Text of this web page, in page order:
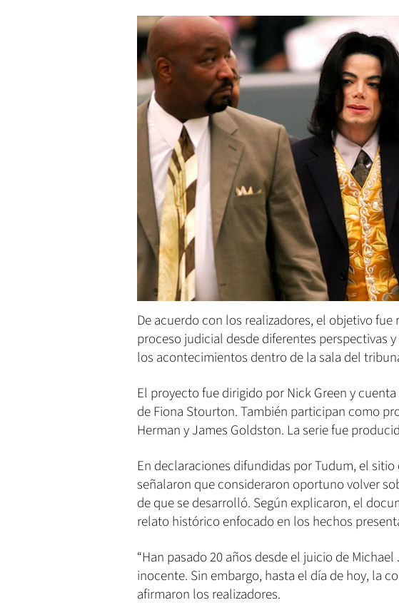
De acuerdo con los realizadores, el objetivo
proceso judicial desde diferentes perspectivas
los acontecimientos dentro de la sala del
El proyecto fue dirigido por Nick Green y
de Fiona Stourton. También participan como
Herman y James Goldston. La serie fue
En declaraciones difundidas por Tudum, el
señalaron que consideraron oportuno volver
de que se desarrolló. Según explicaron, el
relato histórico enfocado en los hechos
“Han pasado 20 años desde el juicio de
inocente. Sin embargo, hasta el día de hoy, la
afirmaron los realizadores.